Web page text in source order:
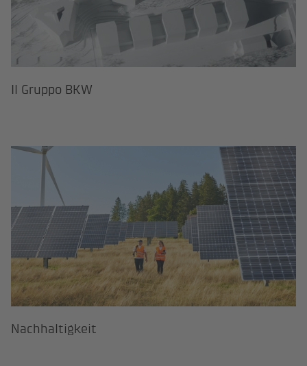
Il Gruppo BKW
Nachhaltigkeit
Nachhaltigkeit